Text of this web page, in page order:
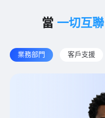
當 一切互聯
業務部門 客戶支援